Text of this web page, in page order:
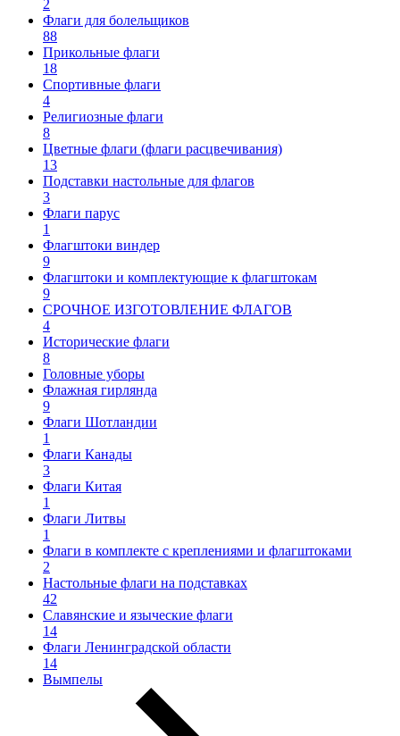
2
Флаги для болельщиков
88
Прикольные флаги
18
Спортивные флаги
4
Религиозные флаги
8
Цветные флаги (флаги расцвечивания)
13
Подставки настольные для флагов
3
Флаги парус
1
Флагштоки виндер
9
Флагштоки и комплектующие к флагштокам
9
СРОЧНОЕ ИЗГОТОВЛЕНИЕ ФЛАГОВ
4
Исторические флаги
8
Головные уборы
Флажная гирлянда
9
Флаги Шотландии
1
Флаги Канады
3
Флаги Китая
1
Флаги Литвы
1
Флаги в комплекте с креплениями и флагштоками
2
Настольные флаги на подставках
42
Славянские и языческие флаги
14
Флаги Ленинградской области
14
Вымпелы